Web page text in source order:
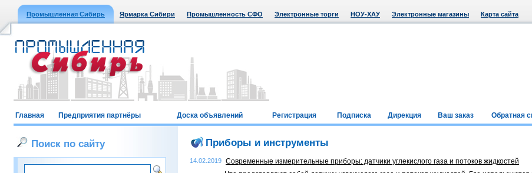
Промышленная Сибирь Ярмарка Сибири Промышленность СФО Электронные торги НОУ-ХАУ Электронные магазины Карта сайта
Главная Предприятия партнёры Доска объявлений Регистрация Подписка Дирекция Ваш заказ Обратная
Поиск по сайту Приборы и инструменты
14.02.2019 Современные измерительные приборы: датчики углекислого газа и потоков жидкостей